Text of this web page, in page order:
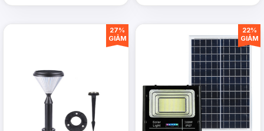
27%
GIẢM
22%
GIẢM